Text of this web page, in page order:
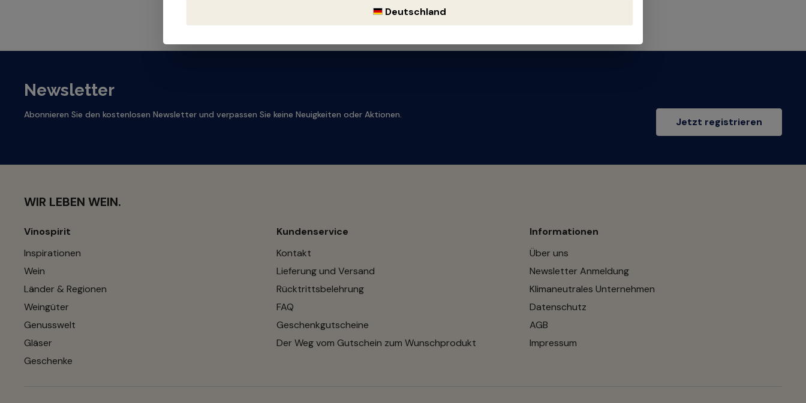
Newsletter
Abonnieren Sie den kostenlosen Newsletter und verpassen Sie keine Neuigkeiten oder Aktionen.
Jetzt registrieren
WIR LEBEN WEIN.
Vinospirit
Inspirationen
Wein
Länder & Regionen
Weingüter
Genusswelt
Gläser
Geschenke
Kundenservice
Kontakt
Lieferung und Versand
Rücktrittsbelehrung
FAQ
Geschenkgutscheine
Der Weg vom Gutschein zum Wunschprodukt
Informationen
Über uns
Newsletter Anmeldung
Klimaneutrales Unternehmen
Datenschutz
AGB
Impressum
Deutschland